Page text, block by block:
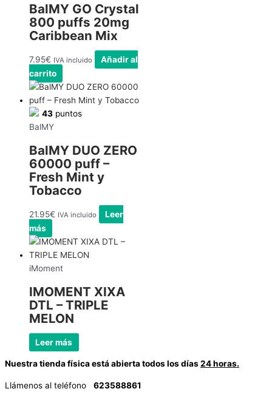
BalMY GO Crystal
800 puffs 20mg
Caribbean Mix
7.95€ IVA incluido
Añadir al
carrito
43 puntos
BalMY
BalMY DUO ZERO
60000 puff –
Fresh Mint y
Tobacco
21.95€ IVA incluido
Leer
más
iMoment
IMOMENT XIXA
DTL – TRIPLE
MELON
Leer más
Nuestra tienda física está abierta todos los días24 horas.
Llámenos al teléfono 623588861